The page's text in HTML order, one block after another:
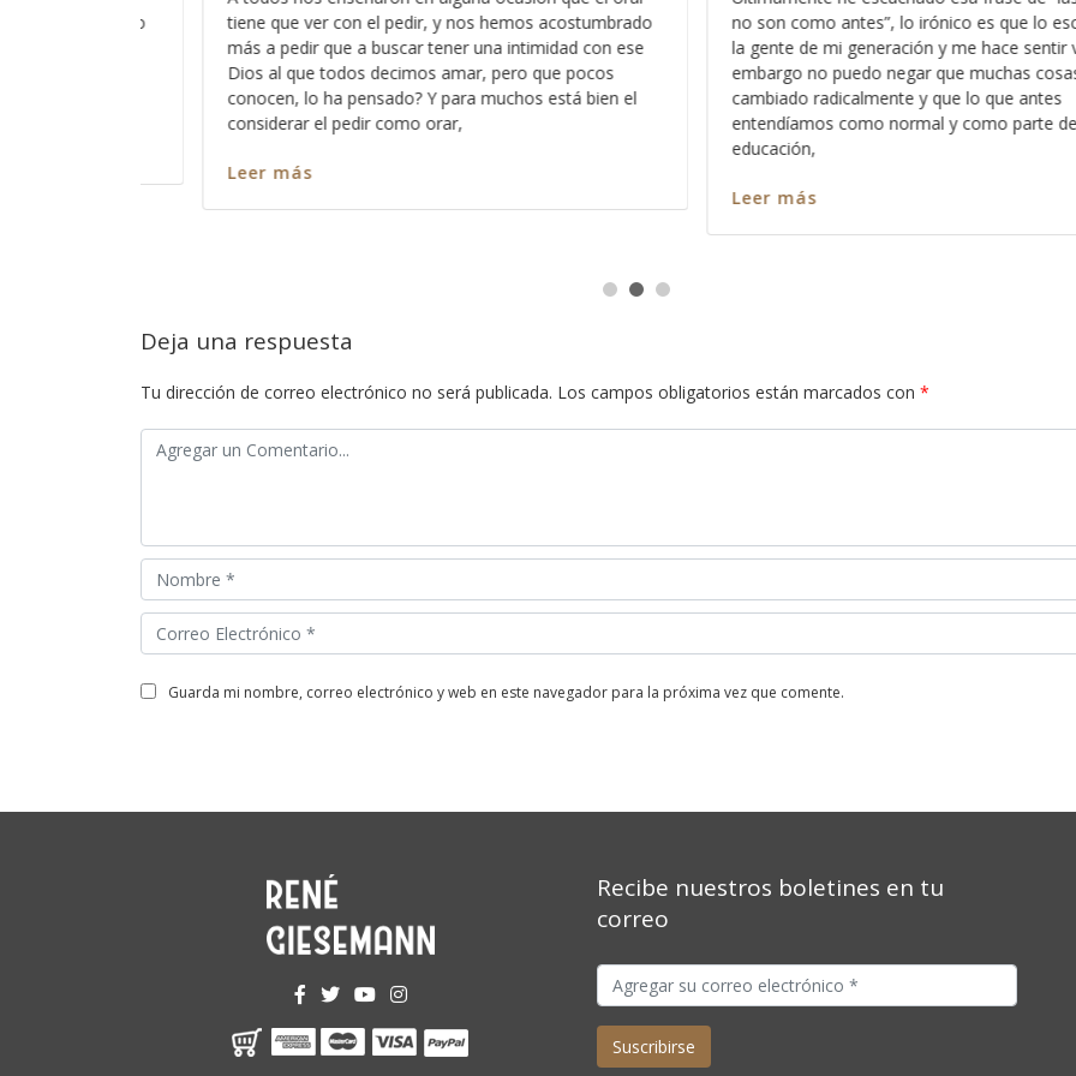
hemos acostumbrado
no son como antes”, lo irónico es que lo escucho entre
la gente de mi generación y me hace sentir viejo, sin
embargo no puedo negar que muchas cosas han
cambiado radicalmente y que lo que antes
entendíamos como normal y como parte de nuestra
claras es que en el Reino de los Cielos
sentimientos, y esto no se lo digo con
confundirle o hacerle sentir mal, por
hago con la intención de que aprenda
como es que
Deja una respuesta
Tu dirección de correo electrónico no será publicada. Los campos obligatorios están marcados con *
guarda mi nombre, correo electrónico y web en este navegador para la próxima vez que comente.
Recibe nuestros boletines en tu
correo